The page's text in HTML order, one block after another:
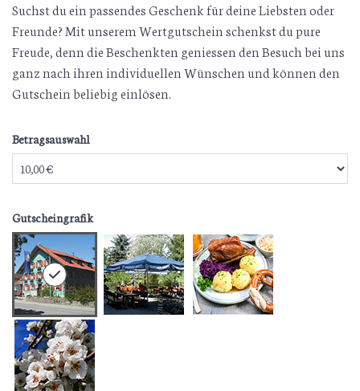
Suchst du ein passendes Geschenk für deine Liebsten oder
Freunde? Mit unserem Wertgutschein schenkst du pure
Freude, denn die Beschenkten geniessen den Besuch bei uns
ganz nach ihren individuellen Wünschen und können den
Gutschein beliebig einlösen.
Betragsauswahl
Gutscheingrafik